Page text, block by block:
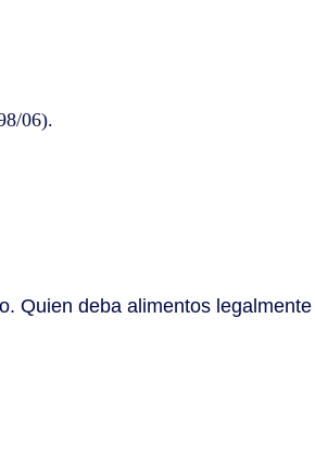
06).
Quien deba alimentos